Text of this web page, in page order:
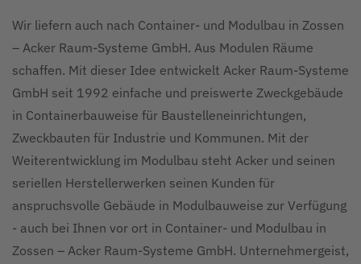
Wir liefern auch nach Container- und Modulbau in Zossen
– Acker Raum-Systeme GmbH. Aus Modulen Räume
schaffen. Mit dieser Idee entwickelt Acker Raum-Systeme
GmbH seit 1992 einfache und preiswerte Zweckgebäude
in Containerbauweise für Baustelleneinrichtungen,
Zweckbauten für Industrie und Kommunen. Mit der
Weiterentwicklung im Modulbau steht Acker und seinen
seriellen Herstellerwerken seinen Kunden für
anspruchsvolle Gebäude in Modulbauweise zur Verfügung
- auch bei Ihnen vor ort in Container- und Modulbau in
Zossen – Acker Raum-Systeme GmbH. Unternehmergeist,